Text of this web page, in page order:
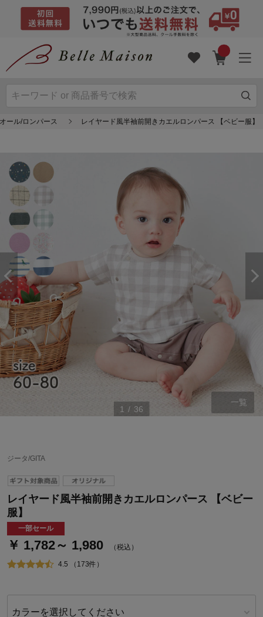
ール/ロンパース レイヤード風半袖前開きカエルロンパース 【ベビー服】
1 / 36
一覧
ジータ/GITA
レイヤード風半袖前開きカエルロンパース 【ベビー
服】
一部セール
￥ 1,782～ 1,980 （税込）
4.5 （173件）
カラーを選択してください